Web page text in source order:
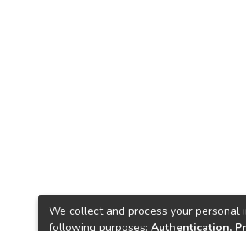
We collect and process your personal
following purposes: Authentication,